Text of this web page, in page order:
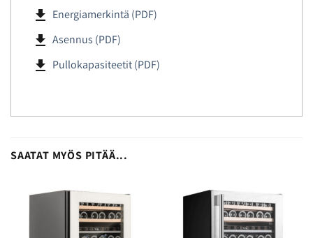
file_download Energiamerkintä (PDF)
file_download Asennus (PDF)
file_download Pullokapasiteetit (PDF)
SAATAT MYÖS PITÄÄ...